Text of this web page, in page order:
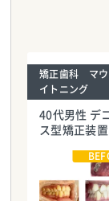
矯正歯科 マ
イトニング
40代男性 デ
ス型矯正装